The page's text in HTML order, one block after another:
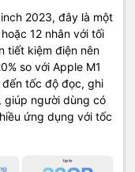
2023, đây là một
12 nhân với tối
tiết kiệm điện nên
so với Apple M1
đến tốc độ đọc, ghi
giúp người dùng có
ứng dụng với tốc
làm việc từ 9h30 -